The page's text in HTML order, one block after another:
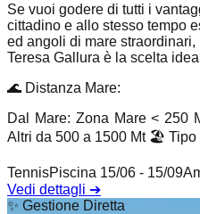
Se vuoi godere di tutti i
cittadino e allo stesso tempo
ed angoli di mare straordinari,
Teresa Gallura è la scelta
🌊 Distanza Mare:
Dal Mare: Zona Mare < 250
Altri da 500 a 1500 Mt 🏖️ Tipo
TennisPiscina 15/06 - 15/09
Vedi dettagli ➔
✨ Gestione Diretta